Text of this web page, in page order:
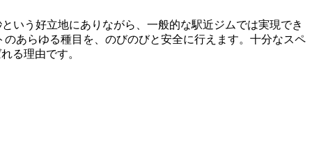
いう好立地にありながら、一般的な駅近ジムでは実現でき
あらゆる種目を、のびのびと安全に行えます。十分なスペ
る理由です。